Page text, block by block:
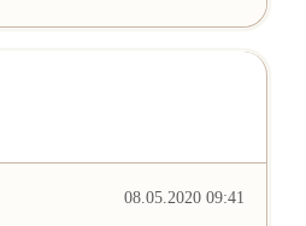
08.05.2020 09:41